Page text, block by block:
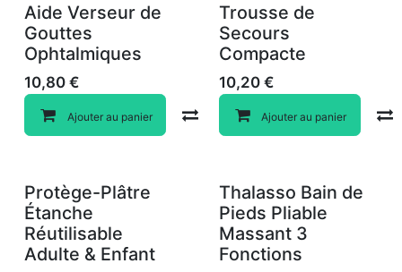
Aide Verseur de
Gouttes
Ophtalmiques
10,80 €
Ajouter au panier Compare
Trousse de
Secours
Compacte
10,20€
Ajouter au panier
Protège-Plâtre
Étanche
Réutilisable
Adulte & Enfant
Thalasso Bain de
Pieds Pliable
Massant 3
Fonctions